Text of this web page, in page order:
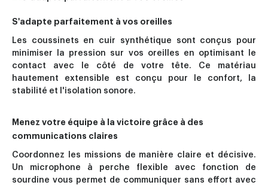
S'adapte parfaitement à vos oreilles
Les coussinets en cuir synthétique sont conçus pour
minimiser la pression sur vos oreilles en optimisant le
contact avec le côté de votre tête. Ce matériau
hautement extensible est conçu pour le confort, la
stabilité et l'isolation sonore.
Menez votre équipe à la victoire grâce à des
communications claires
Coordonnez les missions de manière claire et décisive.
Un microphone à perche flexible avec fonction de
sourdine vous permet de communiquer sans effort avec